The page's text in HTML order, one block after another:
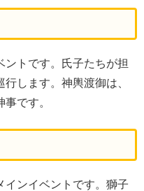
ントです。氏子たちが担
します。神輿渡御は、
です。
インイベントです。獅子